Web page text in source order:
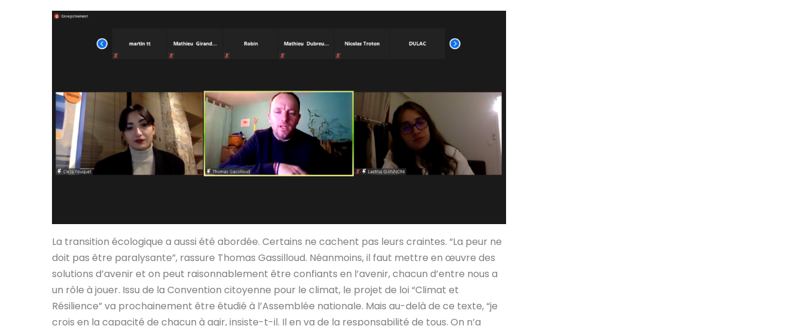
La transition écologique a aussi été abordée. Certains ne cachent pas leurs craintes. “La peur ne
doit pas être paralysante”, rassure Thomas Gassilloud. Néanmoins, il faut mettre en œuvre des
solutions d’avenir et on peut raisonnablement être confiants en l’avenir, chacun d’entre nous a
un rôle à jouer. Issu de la Convention citoyenne pour le climat, le projet de loi “Climat et
Résilience” va prochainement être étudié à l’Assemblée nationale. Mais au-delà de ce texte, “je
crois en la capacité de chacun à agir, insiste-t-il. Il en va de la responsabilité de tous. On n’a